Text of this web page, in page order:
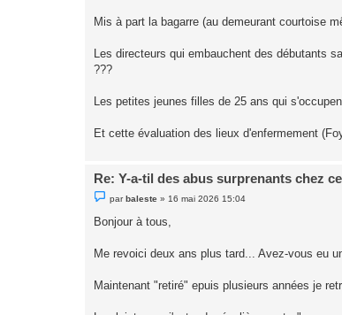
e
n
l
Mis à part la bagarre (au demeurant courtoise
Les directeurs qui embauchent des débutants
???
Les petites jeunes filles de 25 ans qui
Et cette évaluation des lieux d'enfermement
Re: Y-a-til des abus surprenants chez
e
s
e
o
n
parbaleste » 16 mai 2026 15:04
Bonjour à tous,
Me revoici deux ans plus tard... Avez-vous eu
Maintenant "retiré" epuis plusieurs années je